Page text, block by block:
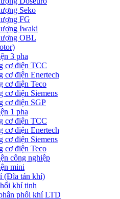
Seko
FG
Iwaki
OBL
3 pha
cơ điện TCC
cơ điện Enertech
cơ điện Teco
cơ điện Siemens
cơ điện SGP
1 pha
cơ điện TCC
cơ điện Enertech
cơ điện Siemens
cơ điện Teco
công nghiệp
mini
(Đĩa tán khí)
khí tinh
phối khí LTD